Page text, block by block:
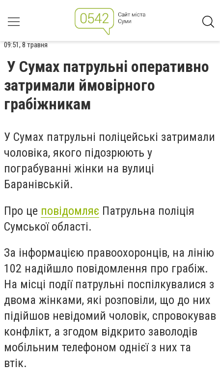
09:51, 8 травня
У Сумах патрульні оперативно
затримали ймовірного
грабіжникам
У Сумах патрульні поліцейські затримали
чоловіка, якого підозрюють у
пограбуванні жінки на вулиці
Баранівській.
Про це повідомляє Патрульна поліція
Сумської області.
За інформацією правоохоронців, на лінію
102 надійшло повідомлення про грабіж.
На місці події патрульні поспілкувалися з
двома жінками, які розповіли, що до них
підійшов невідомий чоловік, спровокував
конфлікт, а згодом відкрито заволодів
мобільним телефоном однієї з них та
втік.